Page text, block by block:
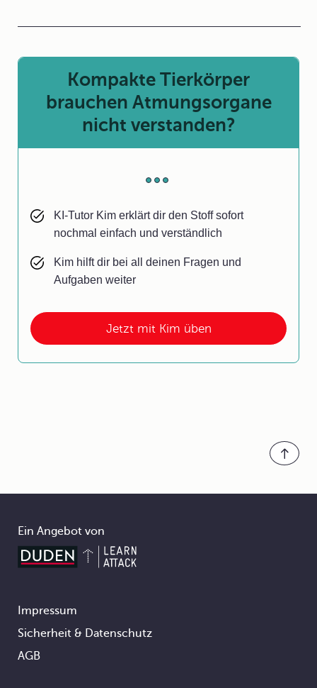
Jetzt mit Kim üben
Kompakte Tierkörper
brauchen Atmungsorgane
nicht verstanden?
KI-Tutor Kim erklärt dir den Stoff sofort
nochmal einfach und verständlich
Kim hilft dir bei all deinen Fragen und
Aufgaben weiter
Ein Angebot von
Footer
Impressum
Sicherheit & Datenschutz
AGB